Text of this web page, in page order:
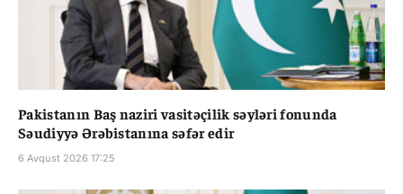
Pakistanın Baş naziri vasitəçilik səyləri fonunda
Səudiyyə Ərəbistanına səfər edir
6 Avqust 2026 17:25